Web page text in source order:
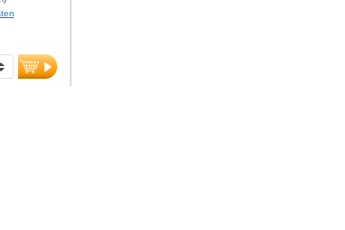
und
40